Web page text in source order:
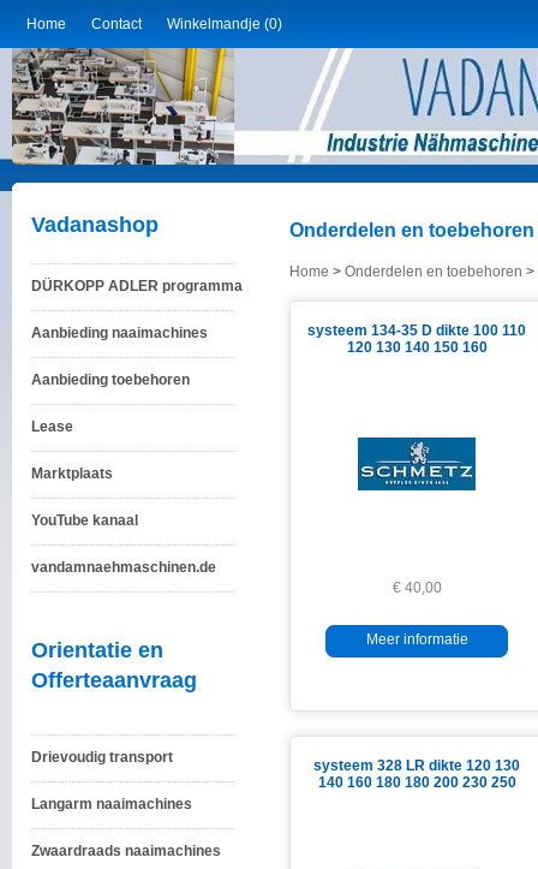
Home Contact Winkelmandje (0)
Vadanashop
DÜRKOPP ADLER programma
Aanbieding naaimachines
Aanbieding toebehoren
Lease
Marktplaats
YouTube kanaal
vandamnaehmaschinen.de
Orientatie en
Offerteaanvraag
Drievoudig transport
Langarm naaimachines
Zwaardraads naaimachines
Onderdelen en toebehoren
Home > Onderdelen en toebehoren >
systeem 134-35 D dikte 100 110
120 130 140 150 160
€ 40,00
Meer informatie
systeem 328 LR dikte 120 130
140 160 180 180 200 230 250